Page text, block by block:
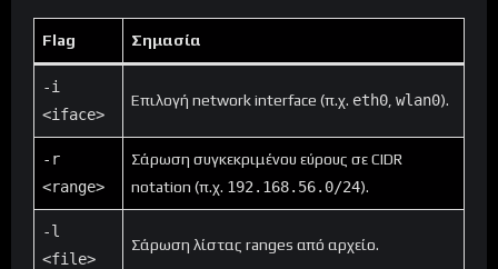
Flag Σημασία
-i
<iface>
Επιλογή network interface (π.χ. eth0 ,wlan0).
-r
<range>
Σάρωση συγκεκριμένου εύρους σε CIDR
notation (π.χ. 192.168.56.0/24).
-l
<file>
Σάρωση λίστας ranges από αρχείο.